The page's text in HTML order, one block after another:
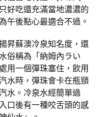
好吃還充滿當地濃濃的
午後點心最適合不過。
昇蘇澳冷泉知名度，還
俗稱為「納姆內ラい
用一個彈珠塞住，飲用
水時，彈珠會卡在瓶頸
水。冷泉水經簡單過
口後有一種咬舌頭的感